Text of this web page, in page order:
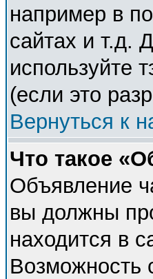
например в
сайтах и т.д.
используйте
(если это
Вернуться к
Что такое
Объявление
вы должны
находится в
Возможность